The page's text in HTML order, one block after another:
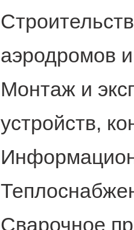
аэродромов
Монтаж и
устройств,
Сварочное